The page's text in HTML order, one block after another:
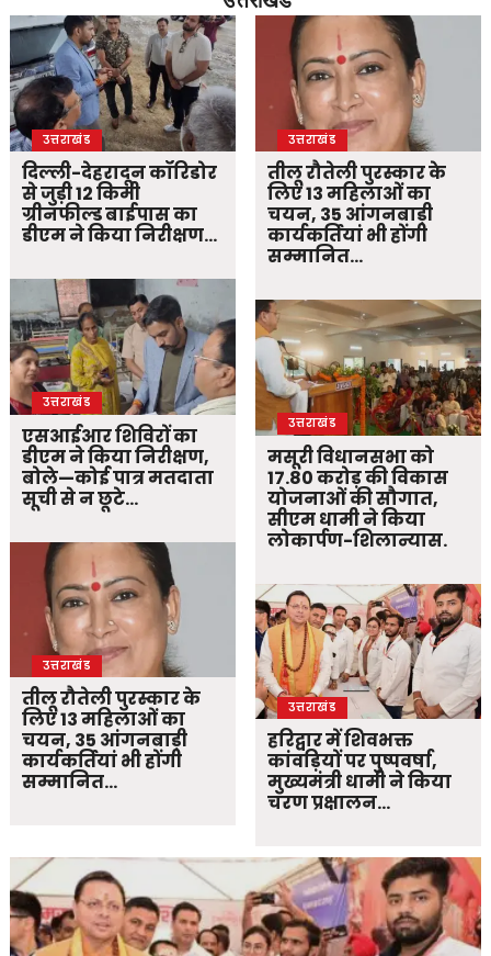
उत्तराखंड
दिल्ली-देहरादून कॉरिडोर
से जुड़ी 12 किमी
ग्रीनफील्ड बाईपास का
डीएम ने किया निरीक्षण…
उत्तराखंड
एसआईआर शिविरों का
डीएम ने किया निरीक्षण,
बोले—कोई पात्र मतदाता
सूची से न छूटे…
उत्तराखंड
तीलू रौतेली पुरस्कार के
लिए 13 महिलाओं का
चयन, 35 आंगनबाड़ी
कार्यकर्तियां भी होंगी
सम्मानित…
उत्तराखंड
तीलू रौतेली पुरस्कार के
लिए 13 महिलाओं का
चयन, 35 आंगनबाड़ी
कार्यकर्तियां भी होंगी
सम्मानित…
उत्तराखंड
मसूरी विधानसभा को
17.80 करोड़ की विकास
योजनाओं की सौगात,
सीएम धामी ने किया
लोकार्पण-शिलान्यास.
उत्तराखंड
हरिद्वार में शिवभक्त
कांवड़ियों पर पुष्पवर्षा,
मुख्यमंत्री धामी ने किया
चरण प्रक्षालन…